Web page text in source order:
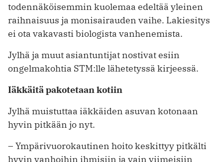
todennäköisemmin kuolemaa edeltää yleinen
raihnaisuus ja monisairauden vaihe. Lakiesitys
ei ota vakavasti biologista vanhenemista.
Jylhä ja muut asiantuntijat nostivat esiin
ongelmakohtia STM:lle lähetetyssä kirjeessä.
Iäkkäitä pakotetaan kotiin
Jylhä muistuttaa iäkkäiden asuvan kotonaan
hyvin pitkään jo nyt.
– Ympärivuorokautinen hoito keskittyy pitkälti
hyvin vanhoihin ihmisiin ja vain viimeisiin